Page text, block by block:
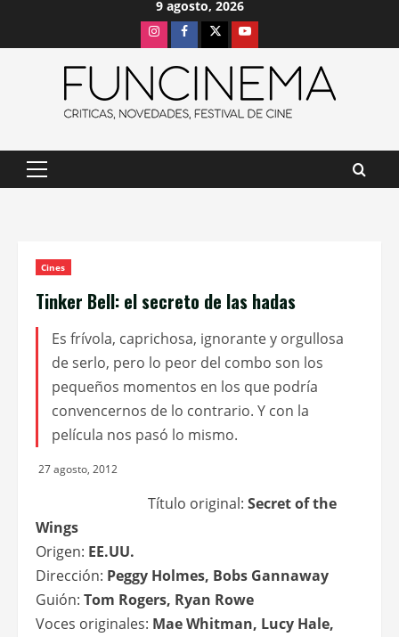
9 agosto, 2026
InstagramFacebook
X Youtube
Menú
Cines
Tinker Bell: el secreto de las hadas
Es frívola, caprichosa, ignorante y orgullosa
de serlo, pero lo peor del combo son los
pequeños momentos en los que podría
convencernos de lo contrario. Y con la
película nos pasó lo mismo.
27 agosto, 2012
Título original: Secret of the
Wings
Origen: EE.UU.
Dirección: Peggy Holmes, Bobs Gannaway
Guión: Tom Rogers, Ryan Rowe
Voces originales: Mae Whitman, Lucy Hale,